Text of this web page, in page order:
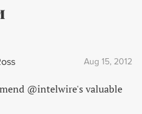
Aug 15, 2012
@intelwire's valuable